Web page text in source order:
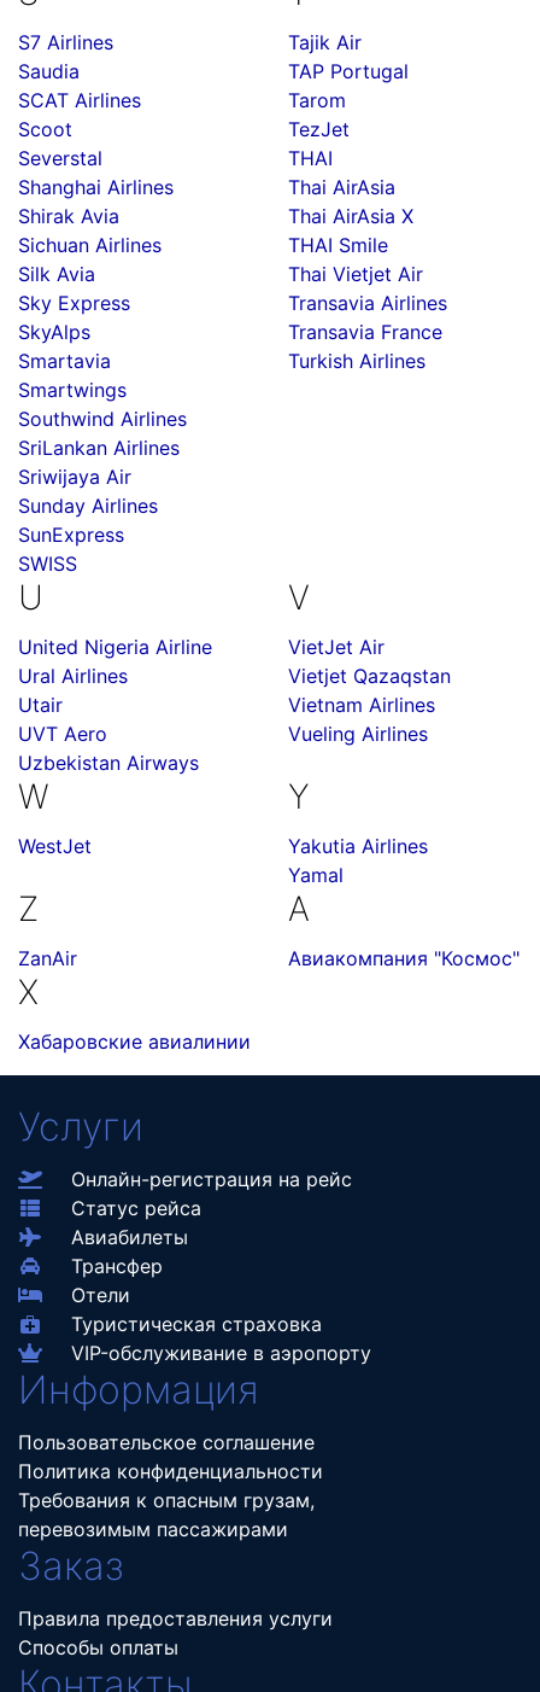
S7 Airlines
Saudia
SCAT Airlines
Scoot
Severstal
Shanghai Airlines
Shirak Avia
Sichuan Airlines
Silk Avia
Sky Express
SkyAlps
Smartavia
Smartwings
Southwind Airlines
SriLankan Airlines
Sriwijaya Air
Sunday Airlines
SunExpress
SWISS
Tajik Air
TAP Portugal
Tarom
TezJet
THAI
Thai AirAsia
Thai AirAsia X
THAI Smile
Thai Vietjet Air
Transavia Airlines
Transavia France
Turkish Airlines
U
United Nigeria Airline
Ural Airlines
Utair
UVT Aero
Uzbekistan Airways
V
VietJet Air
Vietjet Qazaqstan
Vietnam Airlines
Vueling Airlines
W
WestJet
Y
Yakutia Airlines
Yamal
Z
ZanAir
А
Авиакомпания "Космос"
Х
Хабаровские авиалинии
Услуги
Онлайн-регистрация на рейс
Статус рейса
Авиабилеты
Трансфер
Отели
Туристическая страховка
VIP-обслуживание в аэропорту
Информация
Пользовательское соглашение
Политика конфиденциальности
Требования к опасным грузам,
перевозимым пассажирами
Заказ
Правила предоставления услуги
Способы оплаты